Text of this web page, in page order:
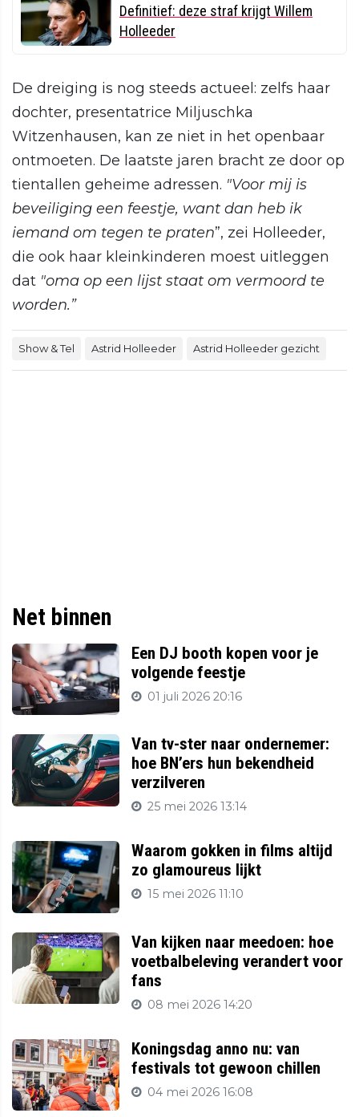
Definitief: deze straf krijgt Willem
Holleeder
De dreiging is nog steeds actueel: zelfs haar
dochter, presentatrice Miljuschka
Witzenhausen, kan ze niet in het openbaar
ontmoeten. De laatste jaren bracht ze door op
tientallen geheime adressen. "Voor mij is
beveiliging een feestje, want dan heb ik
iemand om tegen te praten”, zei Holleeder,
die ook haar kleinkinderen moest uitleggen
dat "oma op een lijst staat om vermoord te
worden.”
Show & Tel Astrid Holleeder Astrid Holleeder gezicht
Net binnen
Een DJ booth kopen voor je
volgende feestje
01 juli 2026 20:16
Van tv-ster naar ondernemer:
hoe BN’ers hun bekendheid
verzilveren
25 mei 2026 13:14
Waarom gokken in films altijd
zo glamoureus lijkt
15 mei 2026 11:10
Van kijken naar meedoen: hoe
voetbalbeleving verandert voor
fans
08 mei 2026 14:20
Koningsdag anno nu: van
festivals tot gewoon chillen
04 mei 2026 16:08